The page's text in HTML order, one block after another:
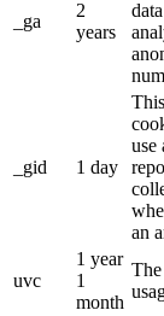
_ga
2
years
_gid 1 day
use
an
uvc
1 year
1
month